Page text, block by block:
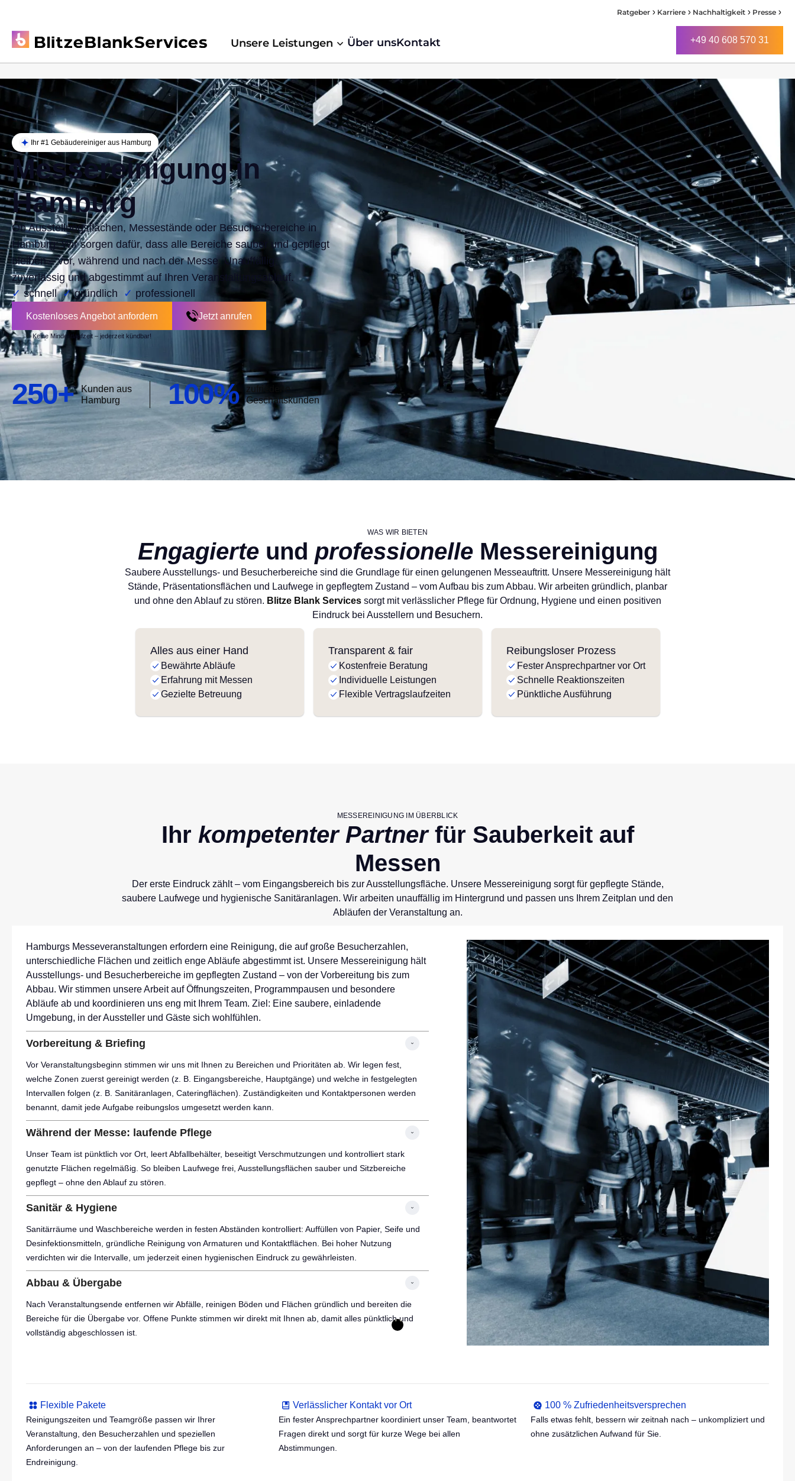
Ratgeber Karriere Nachhaltigkeit Presse
Unsere Leistungen Über unsKontakt +49 40 608 570 31
+49 40 608 570 31
Ihr #1 Gebäudereiniger aus Hamburg
Messereinigung in
Hamburg
Ob Ausstellungsflächen, Messestände oder Besucherbereiche in
Hamburg: Wir sorgen dafür, dass alle Bereiche sauber und gepflegt
bleiben – vor, während und nach der Messe. Unauffällig,
zuverlässig und abgestimmt auf Ihren Veranstaltungsablauf.
✓ schnell✓gründlich ✓ professionell
Kostenloses Angebot anfordern
Kostenloses Angebot anfordern
Keine Mindestlaufzeit – jederzeit kündbar!
Jetzt anrufen
250+
Kunden aus
Hamburg
100%
zufriedene
Geschäftskunden
WAS WIR BIETEN
Engagierteund professionelleMessereinigung
Saubere Ausstellungs- und Besucherbereiche sind die Grundlage für einen gelungenen Messeauftritt. Unsere Messereinigung hält
Stände, Präsentationsflächen und Laufwege in gepflegtem Zustand – vom Aufbau bis zum Abbau. Wir arbeiten gründlich, planbar
und ohne den Ablauf zu stören. Blitze Blank Servicessorgt mit verlässlicher Pflege für Ordnung, Hygiene und einen positiven
Eindruck bei Ausstellern und Besuchern.
Alles aus einer Hand
Bewährte Abläufe
Erfahrung mit Messen
Gezielte Betreuung
Transparent & fair
Kostenfreie Beratung
Individuelle Leistungen
Flexible Vertragslaufzeiten
Reibungsloser Prozess
Fester Ansprechpartner vor Ort
Schnelle Reaktionszeiten
Pünktliche Ausführung
MESSEREINIGUNG IM ÜBERBLICK
Ihr kompetenter Partnerfür Sauberkeit auf
Messen
Der erste Eindruck zählt – vom Eingangsbereich bis zur Ausstellungsfläche. Unsere Messereinigung sorgt für gepflegte Stände,
saubere Laufwege und hygienische Sanitäranlagen. Wir arbeiten unauffällig im Hintergrund und passen uns Ihrem Zeitplan und den
Abläufen der Veranstaltung an.
Hamburgs Messeveranstaltungen erfordern eine Reinigung, die auf große Besucherzahlen,
unterschiedliche Flächen und zeitlich enge Abläufe abgestimmt ist. Unsere Messereinigung hält
Ausstellungs- und Besucherbereiche im gepflegten Zustand – von der Vorbereitung bis zum
Abbau. Wir stimmen unsere Arbeit auf Öffnungszeiten, Programmpausen und besondere
Abläufe ab und koordinieren uns eng mit Ihrem Team. Ziel: Eine saubere, einladende
Umgebung, in der Aussteller und Gäste sich wohlfühlen.
Vorbereitung & Briefing
Vor Veranstaltungsbeginn stimmen wir uns mit Ihnen zu Bereichen und Prioritäten ab. Wir legen fest,
welche Zonen zuerst gereinigt werden (z. B. Eingangsbereiche, Hauptgänge) und welche in festgelegten
Intervallen folgen (z. B. Sanitäranlagen, Cateringflächen). Zuständigkeiten und Kontaktpersonen werden
benannt, damit jede Aufgabe reibungslos umgesetzt werden kann.
Während der Messe: laufende Pflege
Unser Team ist pünktlich vor Ort, leert Abfallbehälter, beseitigt Verschmutzungen und kontrolliert stark
genutzte Flächen regelmäßig. So bleiben Laufwege frei, Ausstellungsflächen sauber und Sitzbereiche
gepflegt – ohne den Ablauf zu stören.
Sanitär & Hygiene
Sanitärräume und Waschbereiche werden in festen Abständen kontrolliert: Auffüllen von Papier, Seife und
Desinfektionsmitteln, gründliche Reinigung von Armaturen und Kontaktflächen. Bei hoher Nutzung
verdichten wir die Intervalle, um jederzeit einen hygienischen Eindruck zu gewährleisten.
Abbau & Übergabe
Nach Veranstaltungsende entfernen wir Abfälle, reinigen Böden und Flächen gründlich und bereiten die
Bereiche für die Übergabe vor. Offene Punkte stimmen wir direkt mit Ihnen ab, damit alles pünktlich und
vollständig abgeschlossen ist.
Flexible Pakete
Reinigungszeiten und Teamgröße passen wir Ihrer
Veranstaltung, den Besucherzahlen und speziellen
Anforderungen an – von der laufenden Pflege bis zur
Endreinigung.
Verlässlicher Kontakt vor Ort
Ein fester Ansprechpartner koordiniert unser Team, beantwortet
Fragen direkt und sorgt für kurze Wege bei allen
Abstimmungen.
100 % Zufriedenheitsversprechen
Falls etwas fehlt, bessern wir zeitnah nach – unkompliziert und
ohne zusätzlichen Aufwand für Sie.